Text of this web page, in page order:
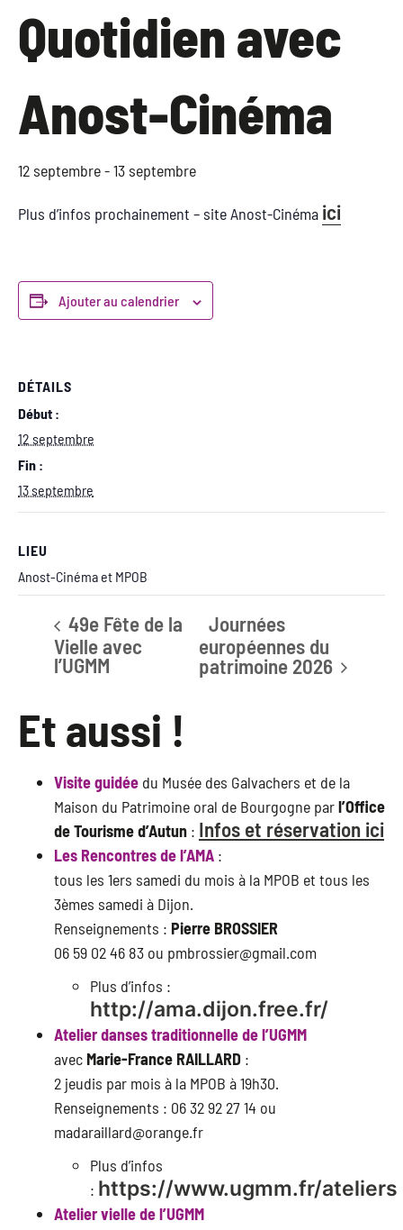
Quotidien avec
Anost-Cinéma
12 septembre-13 septembre
Plus d’infos prochainement – site Anost-Cinéma ici
Ajouter au calendrier
DÉTAILS
Début :
12 septembre
Fin :
13 septembre
LIEU
Anost-Cinéma et MPOB
49e Fête de la
Vielle avec
l’UGMM
Journées
européennes du
patrimoine 2026
Et aussi !
Visite guidée du Musée des Galvachers et de la
Maison du Patrimoine oral de Bourgogne parl’Office
de Tourisme d’Autun : Infos et réservation ici
Les Rencontres de l’AMA :
tous les 1ers samedi du mois à la MPOB et tous les
3èmes samedi à Dijon.
Renseignements : Pierre BROSSIER
06 59 02 46 83 ou pmbrossier@gmail.com
Plus d’infos :
http://ama.dijon.free.fr/
Atelier danses traditionnelle de l’UGMM
avec Marie-France RAILLARD :
2 jeudis par mois à la MPOB à 19h30.
Renseignements : 06 32 92 27 14 ou
madaraillard@orange.fr
Plus d’infos
: https://www.ugmm.fr/ateliers
Atelier vielle de l’UGMM